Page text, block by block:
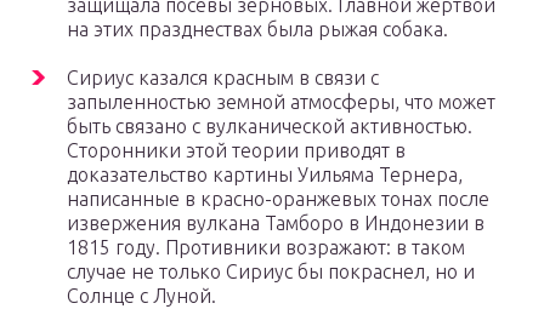
защищала посевы зерновых. Главной жертвой
на этих празднествах была рыжая собака.
Сириус казался красным в связи с
запыленностью земной атмосферы, что может
быть связано с вулканической активностью.
Сторонники этой теории приводят в
доказательство картины Уильяма Тернера,
написанные в красно-оранжевых тонах после
извержения вулкана Тамборо в Индонезии в
1815 году. Противники возражают: в таком
случае не только Сириус бы покраснел, но и
Солнце с Луной.